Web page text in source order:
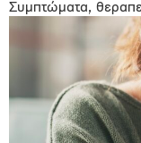
Συμπτώματα,